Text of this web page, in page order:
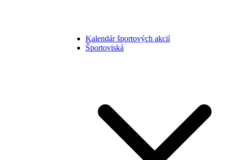
Kalendár športových akcií
Športoviská